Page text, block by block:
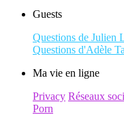
Guests
Questions de Julien
Questions d'Adèle
Ma vie en ligne
Privacy Réseaux
Porn